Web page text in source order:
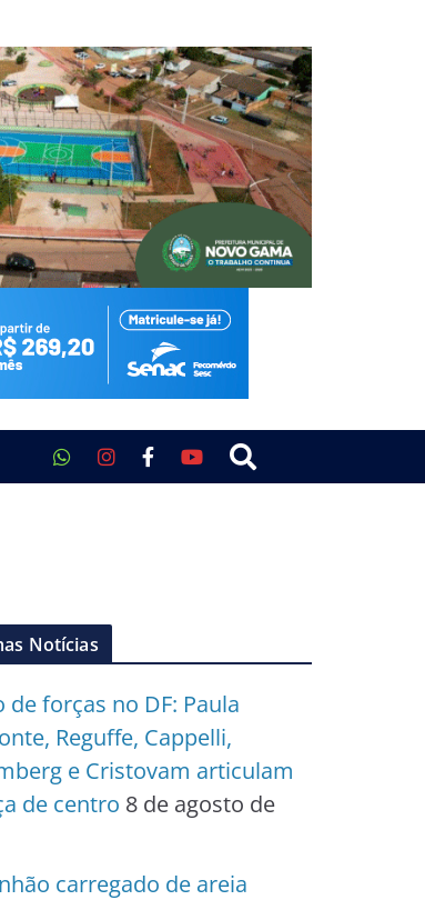
Notícias
de forças no DF: Paula
Reguffe, Cappelli,
e Cristovam articulam
de centro 8 de agosto de
carregado de areia